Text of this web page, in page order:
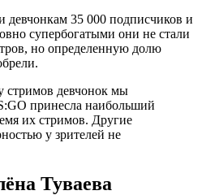
девчонкам 35 000 подписчиков и
супербогатыми они не стали
но определенную долю
стримов девчонок мы
принесла наибольший
их стримов. Другие
у зрителей не
Туваева